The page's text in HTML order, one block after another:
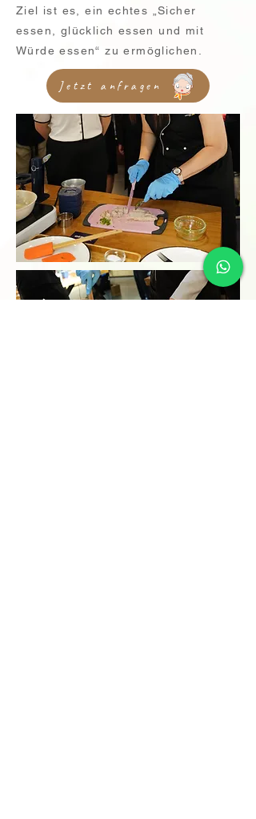
Ziel ist es, ein echtes „Sicher
essen, glücklich essen und mit
Würde essen“ zu ermöglichen.
Jetzt anfragen